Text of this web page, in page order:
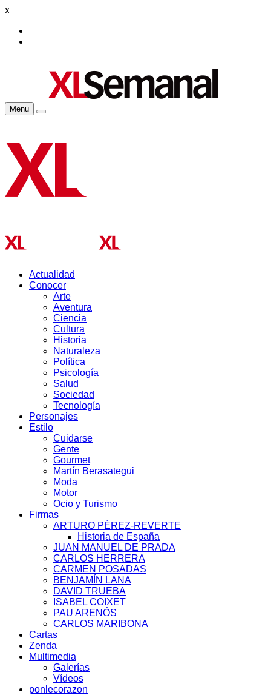
x
Menu
Actualidad
Conocer
Arte
Aventura
Ciencia
Cultura
Historia
Naturaleza
Política
Psicología
Salud
Sociedad
Tecnología
Personajes
Estilo
Cuidarse
Gente
Gourmet
Martín Berasategui
Moda
Motor
Ocio y Turismo
Firmas
ARTURO PÉREZ-REVERTE
Historia de España
JUAN MANUEL DE PRADA
CARLOS HERRERA
CARMEN POSADAS
BENJAMÍN LANA
DAVID TRUEBA
ISABEL COIXET
PAU ARENÓS
CARLOS MARIBONA
Cartas
Zenda
Multimedia
Galerías
Vídeos
ponlecorazon